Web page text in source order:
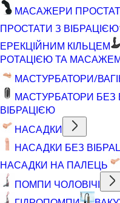
МАСАЖЕРИ
ПРОСТАТИ З ВІБРАЦІЄЮ
ЕРЕКЦІЙНИМ КІЛЬЦЕМ
РОТАЦІЄЮ ТА
МАСТУРБАТОРИ/
МАСТУРБАТОРИ БЕЗ
ВІБРАЦІЄЮ
НАСАДКИ
НАСАДКИ БЕЗ
НАСАДКИ НА ПАЛЕЦЬ
ПОМПИ ЧОЛОВІЧІ